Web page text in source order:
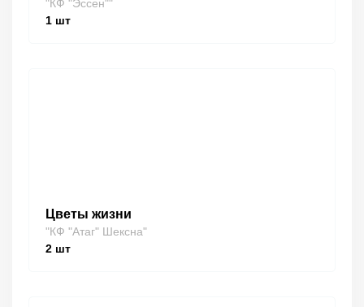
"КФ "Эссен""
1 шт
Цветы жизни
"КФ "Атаг" Шексна"
2 шт